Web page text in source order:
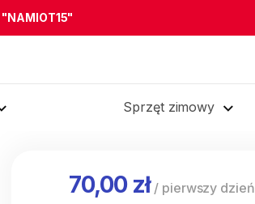
"NAMIOT15"
Sprzęt zimowy
70,00 zł/ pierwszy dzień